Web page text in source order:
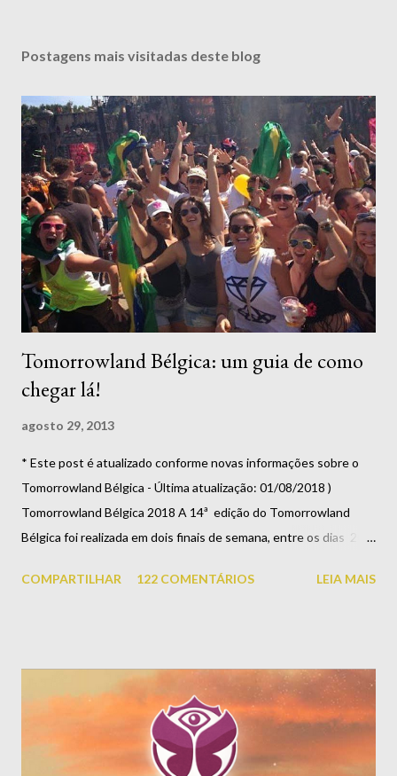
s
r
u
m
c
o
m
e
n
t
á
r
Postagens mais visitadas deste blog
Tomorrowland Bélgica: um guia de como
chegar lá!
agosto 29, 2013
* Este post é atualizado conforme novas informações sobre o
Tomorrowland Bélgica - Última atualização: 01/08/2018 )
Tomorrowland Bélgica 2018 A 14ª edição do Tomorrowland
Bélgica foi realizada em dois finais de semana, entre os dias 20 e
tive a oportunidade de participar desse mundo mágico chamado
que várias novidades são inseridas no festival ano após ano. A
partir daqui, entre no mundo Tomorrowland e saiba, em
detalhes: quanto custa ir para o Tomorrowland, os tipos de
ingressos e pacotes, acomodações oferecidas, formas de
COMPARTILHAR 122 COMENTÁRIOS LEIA MAIS